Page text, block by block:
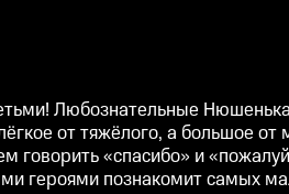
Любознательные
от тяжёлого, а большое
«спасибо» и
героями познакомит самых